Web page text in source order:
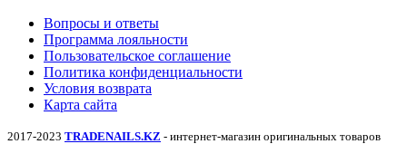
Вопросы и ответы
Программа лояльности
Пользовательское соглашение
Политика конфиденциальности
Условия возврата
Карта сайта
2017-2023 TRADENAILS.KZ - интернет-магазин оригинальных товаров